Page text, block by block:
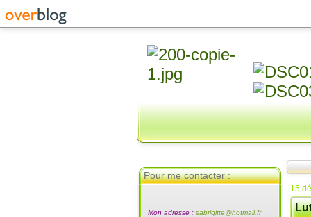
Pour me contacter :
Mon adresse : sabrigitte@hotmail.fr
15